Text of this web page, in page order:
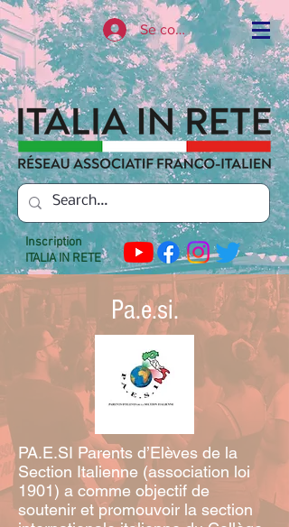
Se connecter
Inscription
ITALIA IN RETE
Pa.e.si.
PA.E.SI Parents d’Elèves de la
Section Italienne (association loi
1901) a comme objectif de
soutenir et promouvoir la section